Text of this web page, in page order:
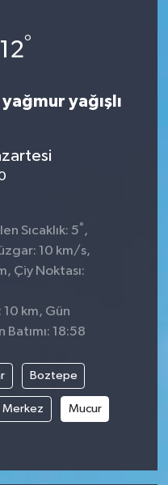
12°
yağışlı
Sıcaklık: 5° ,
10 km/s,
Çiy Noktası:
km, Gün
18:58
Boztepe
Merkez Mucur